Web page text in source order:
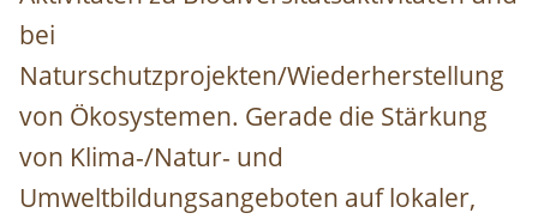
bei
Naturschutzprojekten/Wiederherstellung
von Ökosystemen. Gerade die Stärkung
von Klima-/Natur- und
Umweltbildungsangeboten auf lokaler,